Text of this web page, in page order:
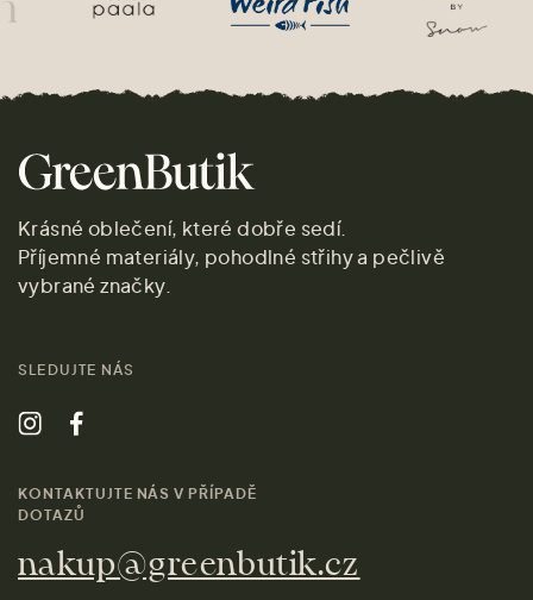
Krásné oblečení, které dobře sedí.
Příjemné materiály, pohodlné střihy a pečlivě
vybrané značky.
SLEDUJTE NÁS
KONTAKTUJTE NÁS V PŘÍPADĚ
DOTAZŮ
nakup@greenbutik.cz